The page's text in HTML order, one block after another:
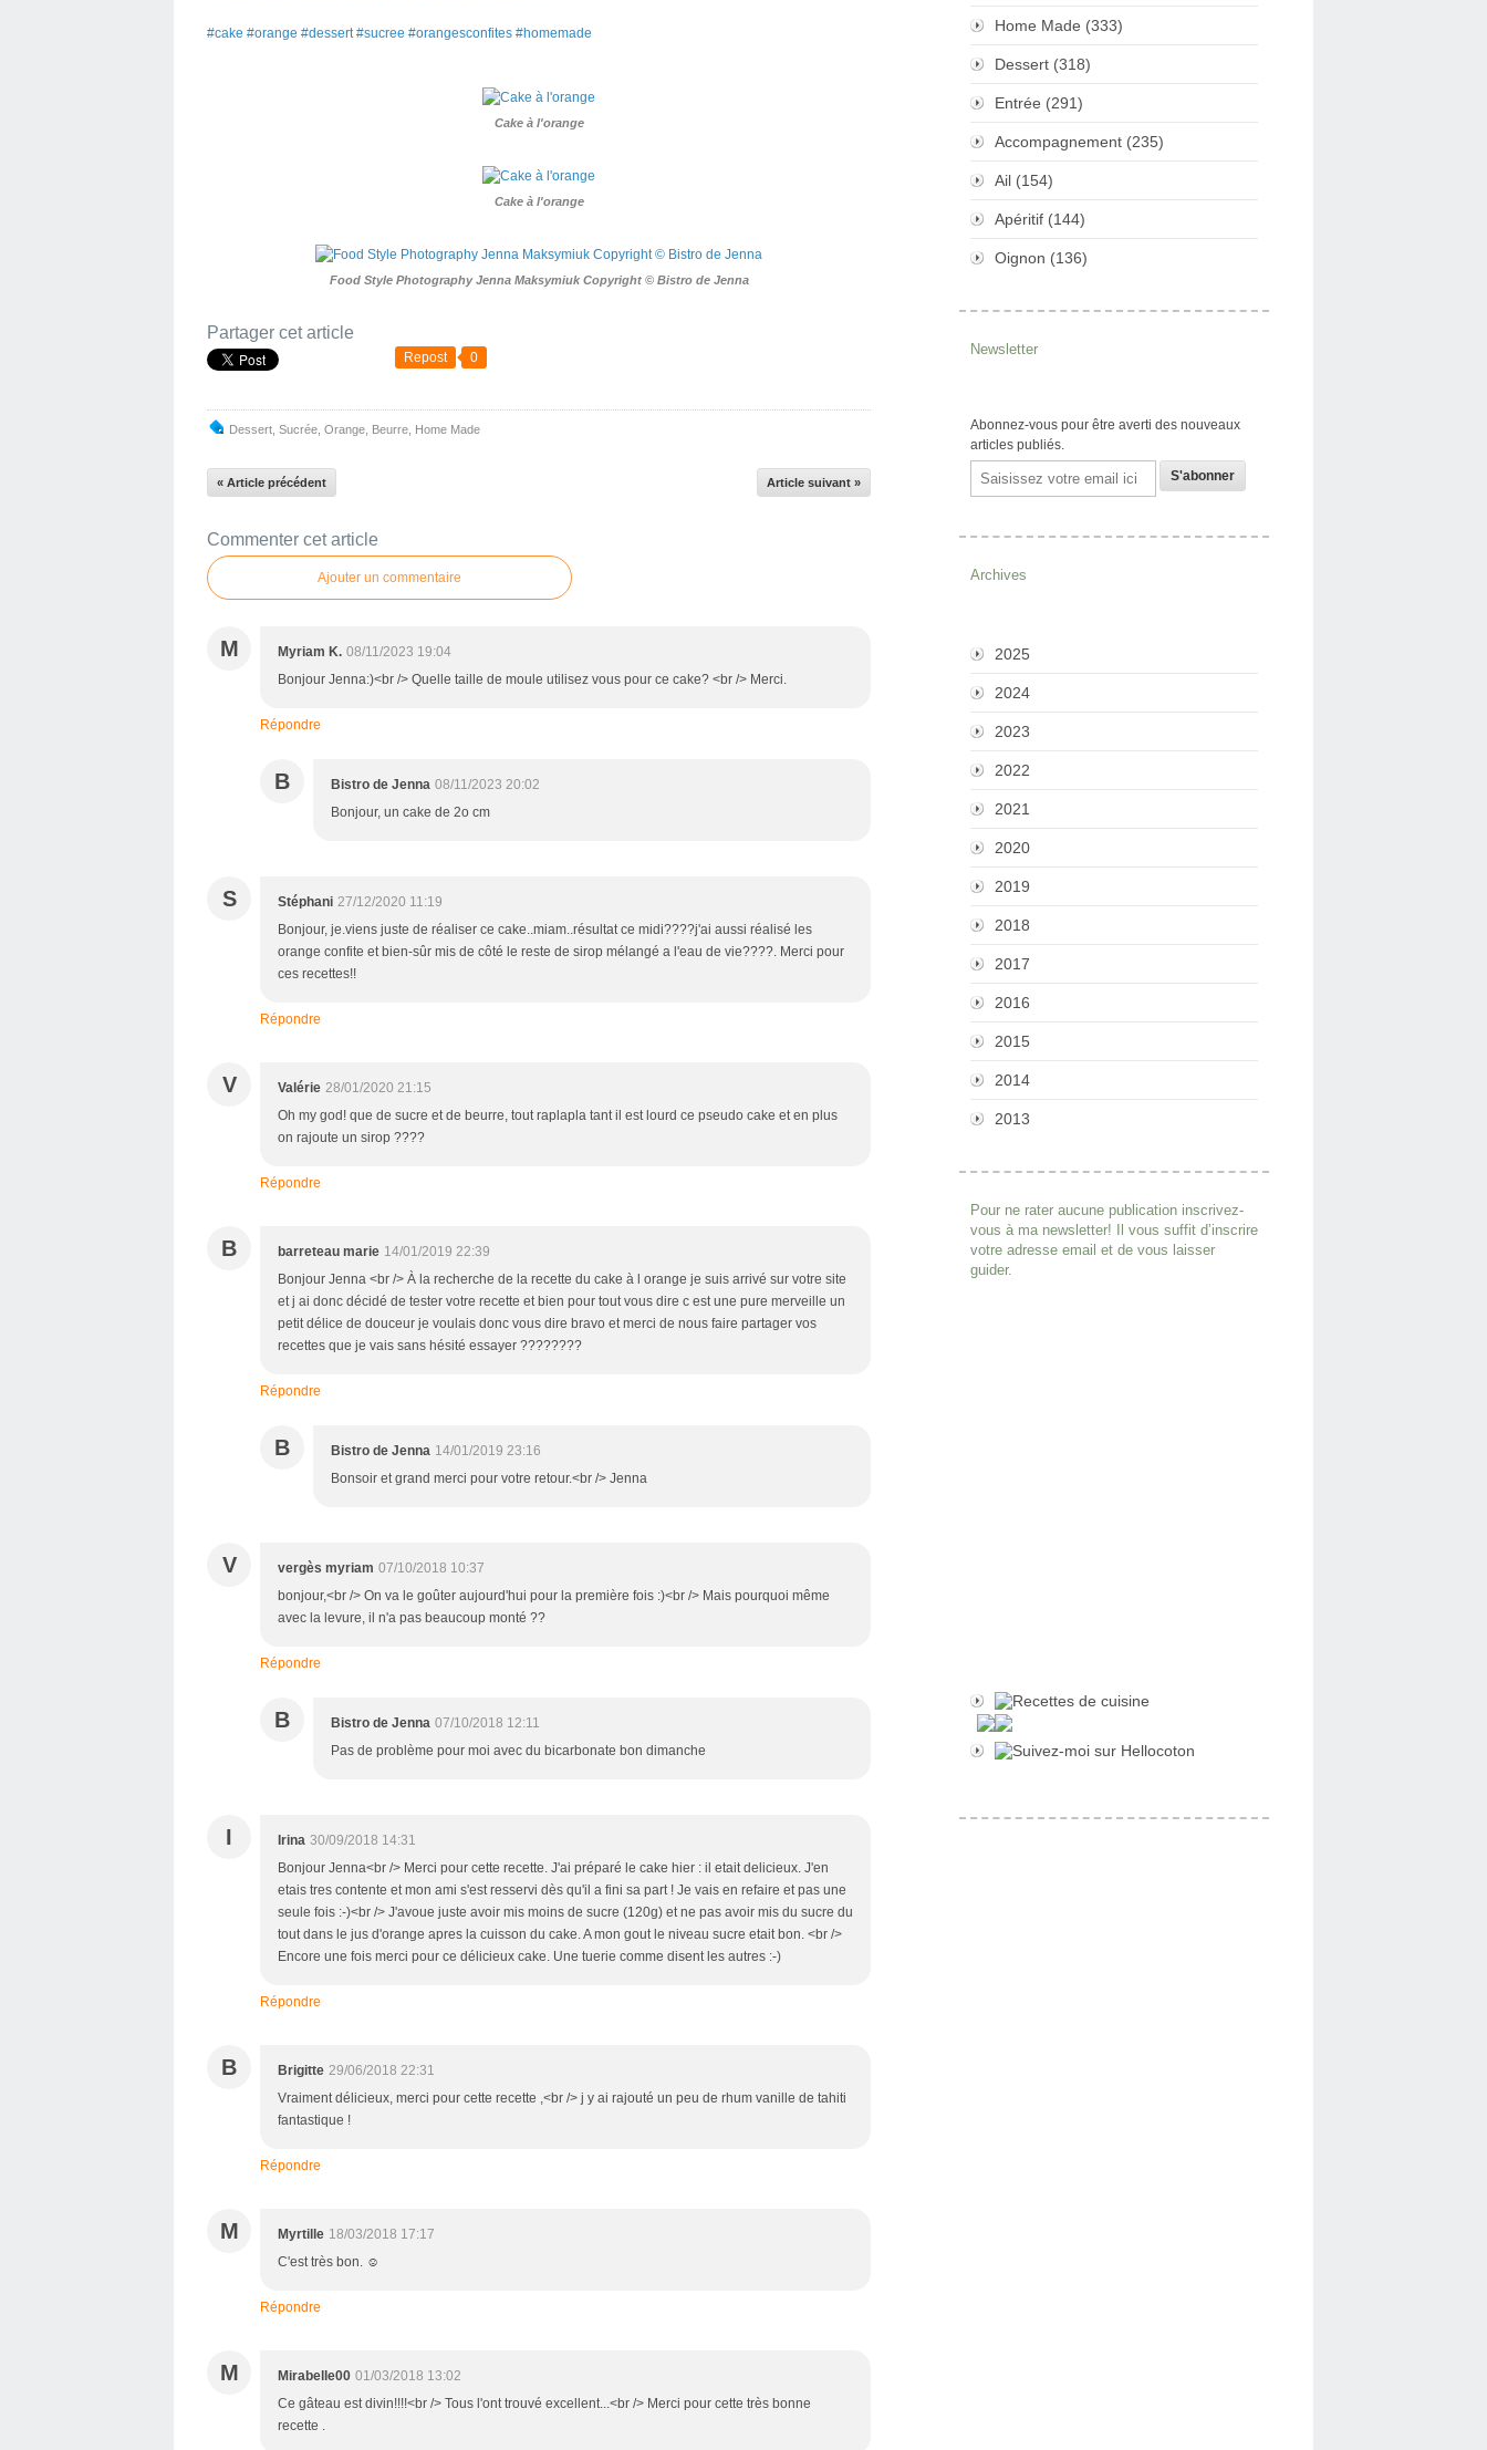
#cake #orange #dessert #sucree #orangesconfites #homemade
Cake à l'orange
Cake à l'orange
Food Style Photography Jenna Maksymiuk Copyright © Bistro de Jenna
Partager cet article
Repost 0
Dessert Sucrée Orange Beurre Home Made
« Article précédent Article suivant »
Commenter cet article
Ajouter un commentaire
M Myriam K. 08/11/2023 19:04
Bonjour Jenna:)<br /> Quelle taille de moule utilisez vous pour ce cake? <br /> Merci.
Répondre
B Bistro de Jenna 08/11/2023 20:02
Bonjour, un cake de 2o cm
S Stéphani 27/12/2020 11:19
Bonjour, je.viens juste de réaliser ce cake..miam..résultat ce midi????j'ai aussi réalisé les
orange confite et bien-sûr mis de côté le reste de sirop mélangé a l'eau de vie????. Merci pour
ces recettes!!
Répondre
V Valérie 28/01/2020 21:15
Oh my god! que de sucre et de beurre, tout raplapla tant il est lourd ce pseudo cake et en plus
on rajoute un sirop ????
Répondre
B barreteau marie 14/01/2019 22:39
Bonjour Jenna <br /> À la recherche de la recette du cake à l orange je suis arrivé sur votre site
et j ai donc décidé de tester votre recette et bien pour tout vous dire c est une pure merveille un
petit délice de douceur je voulais donc vous dire bravo et merci de nous faire partager vos
recettes que je vais sans hésité essayer ????????
Répondre
B Bistro de Jenna 14/01/2019 23:16
Bonsoir et grand merci pour votre retour.<br /> Jenna
V vergès myriam 07/10/2018 10:37
bonjour,<br /> On va le goûter aujourd'hui pour la première fois :)<br /> Mais pourquoi même
avec la levure, il n'a pas beaucoup monté ??
Répondre
B Bistro de Jenna 07/10/2018 12:11
Pas de problème pour moi avec du bicarbonate bon dimanche
I Irina 30/09/2018 14:31
Bonjour Jenna<br /> Merci pour cette recette. J'ai préparé le cake hier : il etait delicieux. J'en
etais tres contente et mon ami s'est resservi dès qu'il a fini sa part ! Je vais en refaire et pas une
seule fois :-)<br /> J'avoue juste avoir mis moins de sucre (120g) et ne pas avoir mis du sucre du
tout dans le jus d'orange apres la cuisson du cake. A mon gout le niveau sucre etait bon. <br />
Encore une fois merci pour ce délicieux cake. Une tuerie comme disent les autres :-)
Répondre
B Brigitte 29/06/2018 22:31
Vraiment délicieux, merci pour cette recette ,<br /> j y ai rajouté un peu de rhum vanille de tahiti
fantastique !
Répondre
M Myrtille 18/03/2018 17:17
C'est très bon. ☺
Répondre
M Mirabelle00 01/03/2018 13:02
Ce gâteau est divin!!!!<br /> Tous l'ont trouvé excellent...<br /> Merci pour cette très bonne
recette .
Home Made (333)
Dessert (318)
Entrée (291)
Accompagnement (235)
Ail (154)
Apéritif (144)
Oignon (136)
Newsletter
Abonnez-vous pour être averti des nouveaux
articles publiés.
Email
Archives
2025
2024
2023
2022
2021
2020
2019
2018
2017
2016
2015
2014
2013
Pour ne rater aucune publication inscrivez-
vous à ma newsletter! Il vous suffit d’inscrire
votre adresse email et de vous laisser
guider.